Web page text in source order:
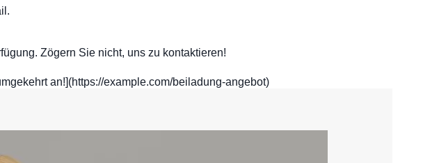
Zögern Sie nicht, uns zu kontaktieren!
an!](https://example.com/beiladung-angebot)